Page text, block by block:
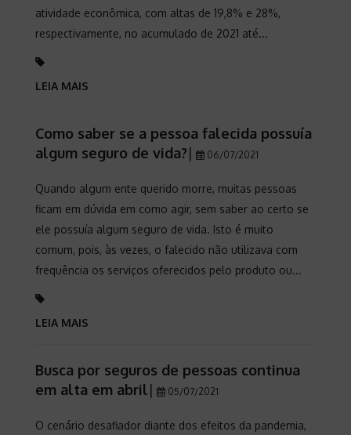
atividade econômica, com altas de 19,8% e 28%,
respectivamente, no acumulado de 2021 até...
LEIA MAIS
Como saber se a pessoa falecida possuía
algum seguro de vida?| 06/07/2021
Quando algum ente querido morre, muitas pessoas
ficam em dúvida em como agir, sem saber ao certo se
ele possuía algum seguro de vida. Isto é muito
comum, pois, às vezes, o falecido não utilizava com
frequência os serviços oferecidos pelo produto ou...
LEIA MAIS
Busca por seguros de pessoas continua
em alta em abril| 05/07/2021
O cenário desafiador diante dos efeitos da pandemia,